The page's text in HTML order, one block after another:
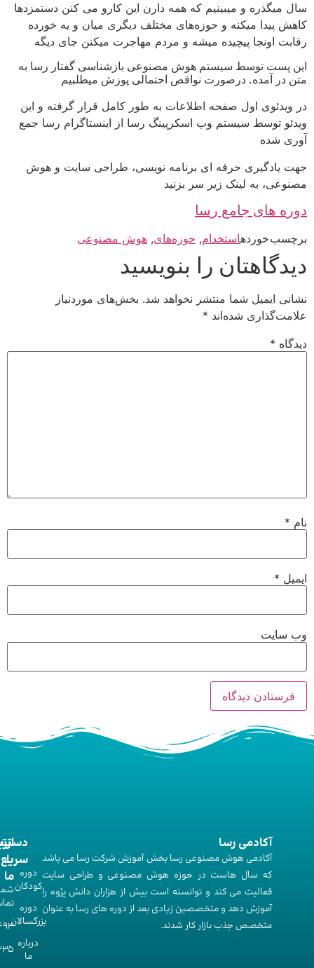
سال میگذره و میبینیم که همه دارن این کارو می کنن دستمزدها
کاهش پیدا میکنه و حوزه‌های مختلف دیگری میان و یه خورده
رقابت اونجا پیچیده میشه و مردم مهاجرت میکنن جای دیگه
این پست توسط سیستم هوش مصنوعی بازشناسی گفتار رسا به
متن در آمده. درصورت نواقص احتمالی پوزش میطلبیم
در ویدئوی اول صفحه اطلاعات به طور کامل قرار گرفته و این
ویدئو توسط سیستم وب اسکرپینگ رسا از اینستاگرام رسا جمع
آوری شده
جهت یادگیری حرفه ای برنامه نویسی، طراحی سایت و هوش
مصنوعی، به لینک زیر سر بزنید
دوره های جامع رسا
برچسب خوردهاستخدام, حوزه‌های, هوش مصنوعی
دیدگاهتان را بنویسید
نشانی ایمیل شما منتشر نخواهد شد. بخش‌های موردنیاز
علامت‌گذاری شده‌اند *
دیدگاه *
نام *
ایمیل *
وب‌ سایت
آکادمی رسا
آکادمی هوش مصنوعی رسا بخش آموزش شرکت رسا می باشد
که سال هاست در حوزه هوش مصنوعی و طراحی سایت
فعالیت می کند و توانسته است بیش از هزاران دانش پژوه را
آموزش دهد و متخصصین زیادی بعد از دوره های رسا به عنوان
متخصص جذب بازار کار شدند.
سریع
دوره‌
کودکان
دوره‌
بزرگسالان
درباره
ما
با
ما